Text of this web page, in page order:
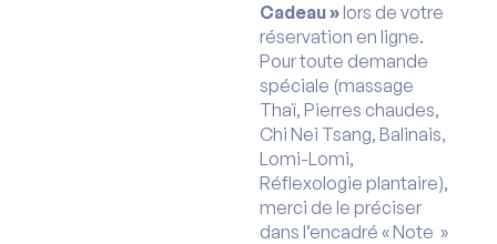
Cadeau » lors de votre
réservation en ligne.
Pour toute demande
spéciale (massage
Thaï, Pierres chaudes,
Chi Nei Tsang, Balinais,
Lomi-Lomi,
Réflexologie plantaire),
merci de le préciser
dans l’encadré « Note »